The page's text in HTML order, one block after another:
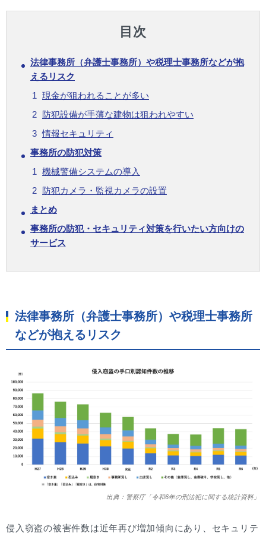
目次
法律事務所（弁護士事務所）や税理士事務所などが抱
えるリスク
現金が狙われることが多い
防犯設備が手薄な建物は狙われやすい
情報セキュリティ
事務所の防犯対策
機械警備システムの導入
防犯カメラ・監視カメラの設置
まとめ
事務所の防犯・セキュリティ対策を行いたい方向けの
サービス
法律事務所（弁護士事務所）や税理士事務所
などが抱えるリスク
出典：警察庁「令和6年の刑法犯に関する統計資料」
侵入窃盗の被害件数は近年再び増加傾向にあり、セキュリテ